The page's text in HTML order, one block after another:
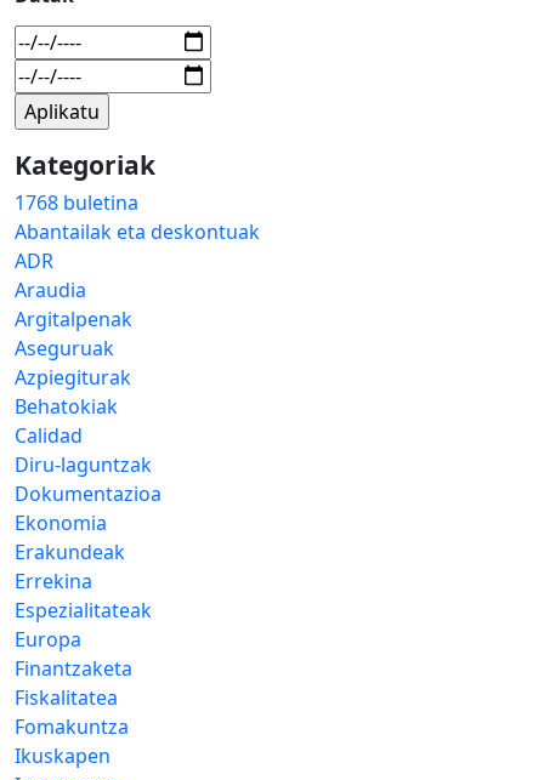
Kategoriak
1768 buletina
Abantailak eta deskontuak
ADR
Araudia
Argitalpenak
Aseguruak
Azpiegiturak
Behatokiak
Calidad
Diru-laguntzak
Dokumentazioa
Ekonomia
Erakundeak
Errekina
Espezialitateak
Europa
Finantzaketa
Fiskalitatea
Fomakuntza
Ikuskapen